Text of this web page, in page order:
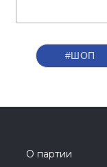
#ШОП
О партии